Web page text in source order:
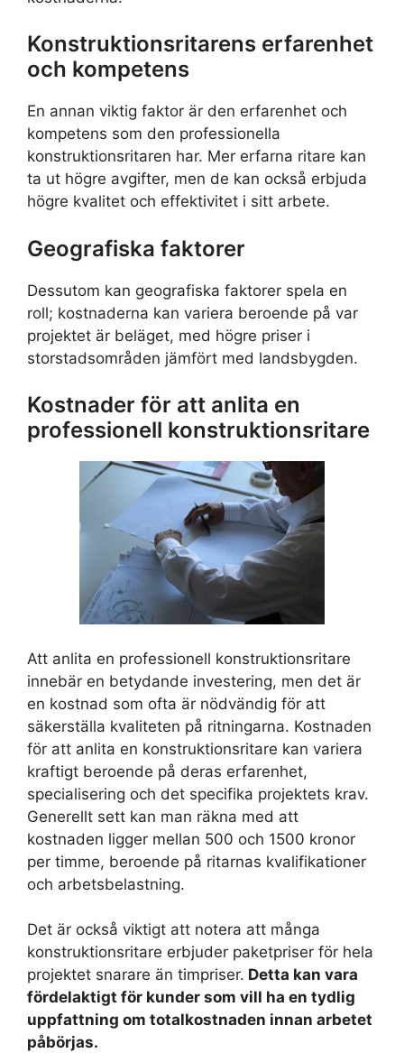
Konstruktionsritarens erfarenhet
och kompetens
En annan viktig faktor är den erfarenhet och
kompetens som den professionella
konstruktionsritaren har. Mer erfarna ritare kan
ta ut högre avgifter, men de kan också erbjuda
högre kvalitet och effektivitet i sitt arbete.
Geografiska faktorer
Dessutom kan geografiska faktorer spela en
roll; kostnaderna kan variera beroende på var
projektet är beläget, med högre priser i
storstadsområden jämfört med landsbygden.
Kostnader för att anlita en
professionell konstruktionsritare
Att anlita en professionell konstruktionsritare
innebär en betydande investering, men det är
en kostnad som ofta är nödvändig för att
säkerställa kvaliteten på ritningarna. Kostnaden
för att anlita en konstruktionsritare kan variera
kraftigt beroende på deras erfarenhet,
specialisering och det specifika projektets krav.
Generellt sett kan man räkna med att
kostnaden ligger mellan 500 och 1500 kronor
per timme, beroende på ritarnas kvalifikationer
och arbetsbelastning.
Det är också viktigt att notera att många
konstruktionsritare erbjuder paketpriser för hela
projektet snarare än timpriser. Detta kan vara
fördelaktigt för kunder som vill ha en tydlig
uppfattning om totalkostnaden innan arbetet
påbörjas.